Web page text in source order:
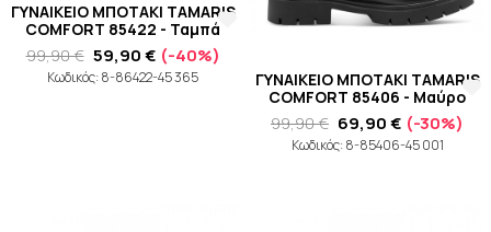
ΓΥΝΑΙΚΕΙΟ ΜΠΟΤΑΚΙ TAMARIS
COMFORT 85422 - Ταμπά
99,90 € 59,90 € (-40%)
Κωδικός: 8-86422-45 365
ΓΥΝΑΙΚΕΙΟ ΜΠΟΤΑΚΙ TAMARIS
COMFORT 85406 - Μαύρο
99,90 € 69,90 € (-30%)
Κωδικός: 8-85406-45 001